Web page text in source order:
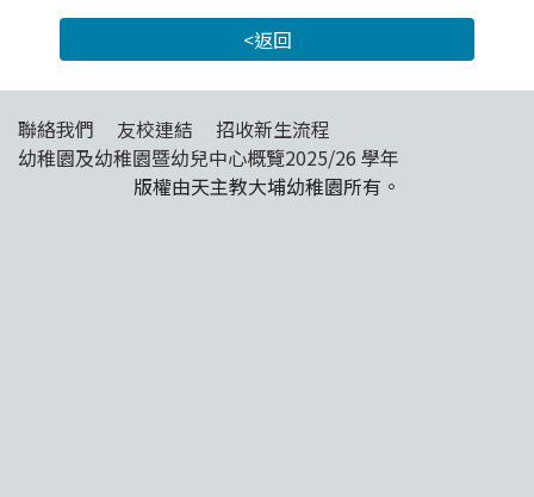
<返回
聯絡我們 友校連結
招收新生流程
幼稚園及幼稚園暨幼兒中心概覽2025/26 學年
版權由天主教大埔幼稚園所有。